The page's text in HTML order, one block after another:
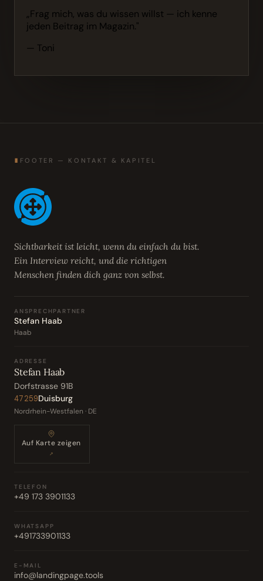
„Frag mich, was du wissen willst — ich kenne
jeden Beitrag im Magazin."
— Toni
∎ FOOTER — KONTAKT & KAPITEL
Sichtbarkeit ist leicht, wenn du einfach du bist.
Ein Interview reicht, und die richtigen
Menschen finden dich ganz von selbst.
ANSPRECHPARTNER
Stefan Haab
Haab
ADRESSE
Stefan Haab
Dorfstrasse 91B
47259Duisburg
Nordrhein-Westfalen · DE
Auf Karte zeigen
↗
TELEFON
+49 173 3901133
WHATSAPP
+491733901133
E-MAIL
info@landingpage.tools